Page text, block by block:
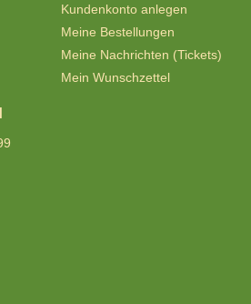
Kundenkonto anlegen
Meine Bestellungen
Meine Nachrichten (Tickets)
Mein Wunschzettel